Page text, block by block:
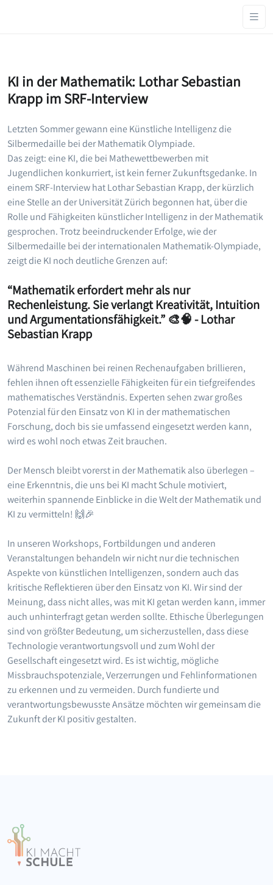
KI in der Mathematik: Lothar Sebastian
Krapp im SRF-Interview
Letzten Sommer gewann eine Künstliche Intelligenz die
Silbermedaille bei der Mathematik Olympiade.
Das zeigt: eine KI, die bei Mathewettbewerben mit
Jugendlichen konkurriert, ist kein ferner Zukunftsgedanke. In
einem SRF-Interview hat Lothar Sebastian Krapp, der kürzlich
eine Stelle an der Universität Zürich begonnen hat, über die
Rolle und Fähigkeiten künstlicher Intelligenz in der Mathematik
gesprochen. Trotz beeindruckender Erfolge, wie der
Silbermedaille bei der internationalen Mathematik-Olympiade,
zeigt die KI noch deutliche Grenzen auf:
“Mathematik erfordert mehr als nur
Rechenleistung. Sie verlangt Kreativität, Intuition
und Argumentationsfähigkeit.” 🎨🧠 - Lothar
Sebastian Krapp
Während Maschinen bei reinen Rechenaufgaben brillieren,
fehlen ihnen oft essenzielle Fähigkeiten für ein tiefgreifendes
mathematisches Verständnis. Experten sehen zwar großes
Potenzial für den Einsatz von KI in der mathematischen
Forschung, doch bis sie umfassend eingesetzt werden kann,
wird es wohl noch etwas Zeit brauchen.
Der Mensch bleibt vorerst in der Mathematik also überlegen –
eine Erkenntnis, die uns bei KI macht Schule motiviert,
weiterhin spannende Einblicke in die Welt der Mathematik und
KI zu vermitteln! 🙌🎉
In unseren Workshops, Fortbildungen und anderen
Veranstaltungen behandeln wir nicht nur die technischen
Aspekte von künstlichen Intelligenzen, sondern auch das
kritische Reflektieren über den Einsatz von KI. Wir sind der
Meinung, dass nicht alles, was mit KI getan werden kann, immer
auch unhinterfragt getan werden sollte. Ethische Überlegungen
sind von größter Bedeutung, um sicherzustellen, dass diese
Technologie verantwortungsvoll und zum Wohl der
Gesellschaft eingesetzt wird. Es ist wichtig, mögliche
Missbrauchspotenziale, Verzerrungen und Fehlinformationen
zu erkennen und zu vermeiden. Durch fundierte und
verantwortungsbewusste Ansätze möchten wir gemeinsam die
Zukunft der KI positiv gestalten.